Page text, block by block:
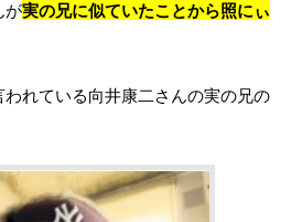
が実の兄に似ていたことから照にぃ
れている向井康二さんの実の兄の